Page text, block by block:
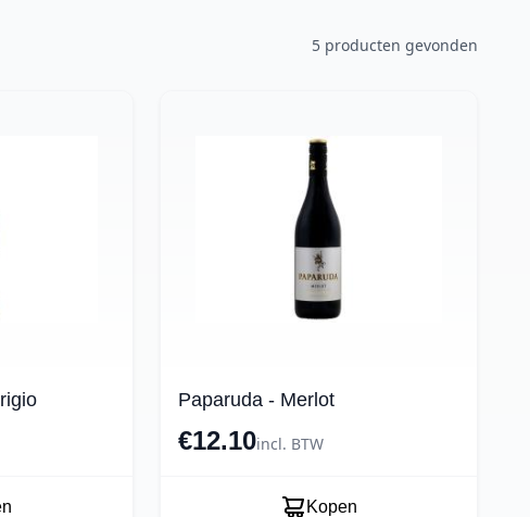
5 producten gevonden
Grigio Paparuda - Merlot
€12.10incl. BTW
Kopen